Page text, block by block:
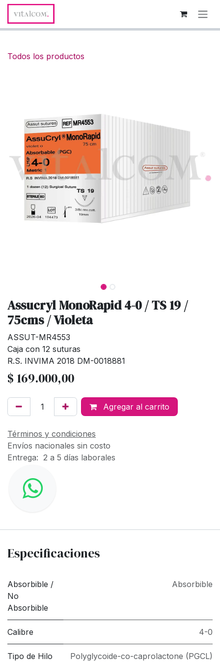
Ir al contenido
Todos los productos
Assucryl MonoRapid 4-0 / TS 19 /
75cms / Violeta
ASSUT-MR4553
Caja con 12 suturas
R.S. INVIMA 2018 DM-0018881
$ 169.000,00
Agregar al carrito
Términos y condiciones
Envíos nacionales sin costo
Entrega: 2 a 5 días laborales
Especificaciones
Absorbible /
No
Absorbible
Absorbible
Calibre 4-0
Tipo de Hilo Polyglycoide-co-caprolactone (PGCL)